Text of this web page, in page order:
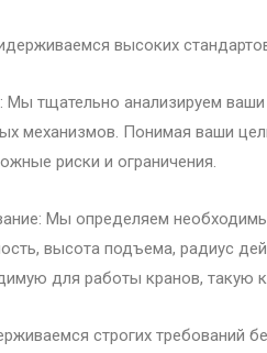
высоких
Мы тщательно анализируем
механизмов. Понимая ваши
риски и ограничения.
Мы определяем
высота подъема, радиус
для работы кранов, такую
строгих требований